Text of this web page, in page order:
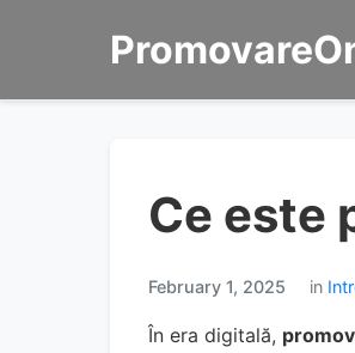
Ce este
February 1, 2025 in
În era digitală,